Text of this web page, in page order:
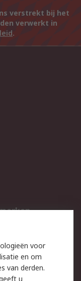
verstrekt bij het
verwerkt in
.
voor
en om
van derden.
u